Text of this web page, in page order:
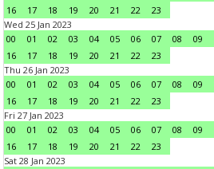
16
17 18 19 20 21 22
23
Wed 25 Jan 2023
00
01 02 03 04 05 06 07 08 09
16
17 18 19 20 21 22
23
Thu 26 Jan 2023
00
01 02 03 04 05 06 07 08 09
16
17 18 19 20 21 22
23
Fri 27 Jan 2023
00
01 02 03 04 05 06 07 08 09
16
17 18 19 20 21 22
23
Sat 28 Jan 2023